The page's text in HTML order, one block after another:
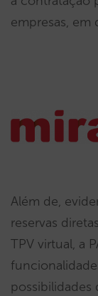
empresas, em
Além de,
reservas
TPV virtual, a
possibilidades